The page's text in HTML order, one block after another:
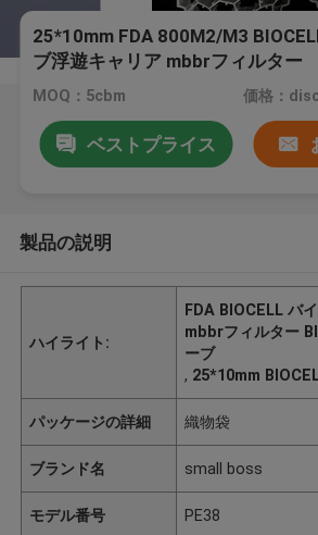
25*10mm FDA 800M2/M3
ブ浮遊キャリア mbbrフィルター
MOQ：5cbm 価格：
ベストプライス
製品の説明
ハイライト:
FDA BIOCELL バ
mbbrフィルター
ーブ
, 25*10mm
パッケージの詳細 織物袋
ブランド名 small boss
モデル番号 PE38